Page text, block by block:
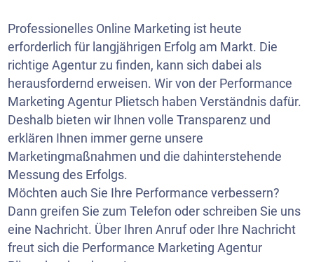
Professionelles Online Marketing ist heute
erforderlich für langjährigen Erfolg am Markt. Die
richtige Agentur zu finden, kann sich dabei als
herausfordernd erweisen. Wir von der Performance
Marketing Agentur Plietsch haben Verständnis dafür.
Deshalb bieten wir Ihnen volle Transparenz und
erklären Ihnen immer gerne unsere
Marketingmaßnahmen und die dahinterstehende
Messung des Erfolgs.
Möchten auch Sie Ihre Performance verbessern?
Dann greifen Sie zum Telefon oder schreiben Sie uns
eine Nachricht. Über Ihren Anruf oder Ihre Nachricht
freut sich die Performance Marketing Agentur